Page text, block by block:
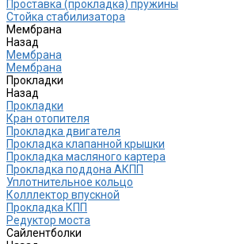
Проставка (прокладка) пружины
Стойка стабилизатора
Мембрана
Назад
Мембрана
Мембрана
Прокладки
Назад
Прокладки
Кран отопителя
Прокладка двигателя
Прокладка клапанной крышки
Прокладка масляного картера
Прокладка поддона АКПП
Уплотнительное кольцо
Колллектор впускной
Прокладка КПП
Редуктор моста
Сайлентболки